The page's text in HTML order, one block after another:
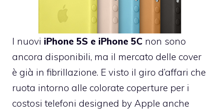
I nuovi iPhone 5S e iPhone 5C non sono
ancora disponibili, ma il mercato delle cover
è già in fibrillazione. E visto il giro d’affari che
ruota intorno alle colorate coperture per i
costosi telefoni designed by Apple anche